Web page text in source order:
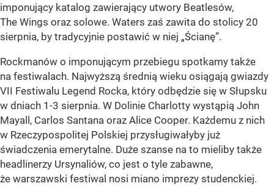
imponujący katalog zawierający utwory Beatlesów,
The Wings oraz solowe. Waters zaś zawita do stolicy 20
sierpnia, by tradycyjnie postawić w niej „Ścianę”.
Rockmanów o imponującym przebiegu spotkamy także
na festiwalach. Najwyższą średnią wieku osiągają gwiazdy
VII Festiwalu Legend Rocka, który odbędzie się w Słupsku
w dniach 1-3 sierpnia. W Dolinie Charlotty wystąpią John
Mayall, Carlos Santana oraz Alice Cooper. Każdemu z nich
w Rzeczypospolitej Polskiej przysługiwałyby już
świadczenia emerytalne. Duże szanse na to mieliby także
headlinerzy Ursynaliów, co jest o tyle zabawne,
że warszawski festiwal nosi miano imprezy studenckiej.